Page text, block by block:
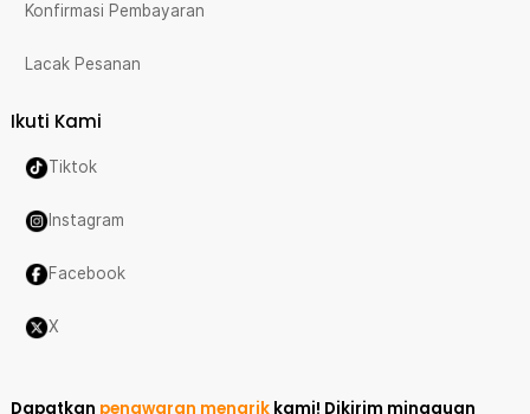
Konfirmasi Pembayaran
Lacak Pesanan
Ikuti Kami
Tiktok
Instagram
Facebook
X
Dapatkan penawaran menarik kami! Dikirim mingguan